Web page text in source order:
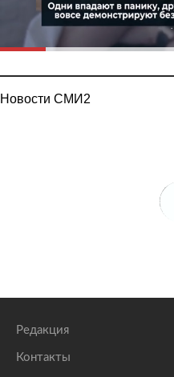
Новости СМИ2
Редакция
Контакты